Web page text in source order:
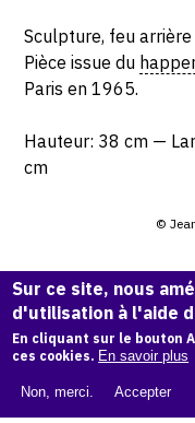
Sculpture, feu arrière
Pièce issue du
Paris en 1965.
Hauteur: 38 cm —
cm
©
Jean-
Catalogue raisonné
Sur ce site, nous
d'utilisation à l'aide
En cliquant sur le bouton
ces cookies. En savoir plus
Non, merci. Accepter